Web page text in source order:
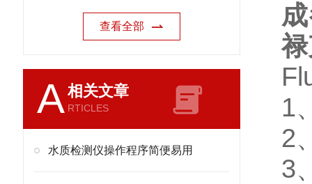
查看全部
A相关文章
RTICLES
水质检测仪操作程序简便易用
1
2
3